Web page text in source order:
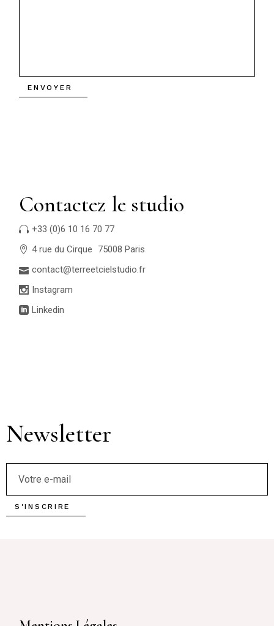
ENVOYER
Contactez le studio
+33 (0)6 10 16 70 77
4 rue du Cirque 75008 Paris
contact@terreetcielstudio.fr
Instagram
Linkedin
Newsletter
S'INSCRIRE